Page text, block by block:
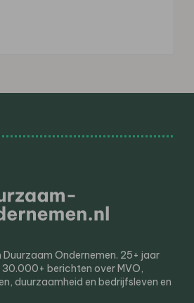
Duurzaam Ondernemen. 25+ jaar
30.000+ berichten over MVO,
duurzaamheid en bedrijfsleven en